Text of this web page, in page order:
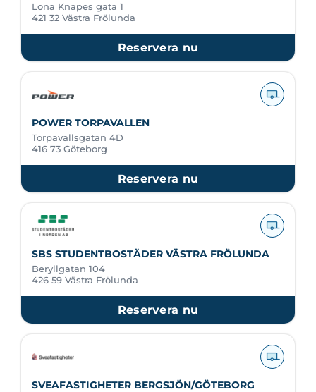
Lona Knapes gata 1
421 32 Västra Frölunda
Reservera nu
POWER TORPAVALLEN
Torpavallsgatan 4D
416 73 Göteborg
Reservera nu
SBS STUDENTBOSTÄDER VÄSTRA FRÖLUNDA
Beryllgatan 104
426 59 Västra Frölunda
Reservera nu
SVEAFASTIGHETER BERGSJÖN/GÖTEBORG